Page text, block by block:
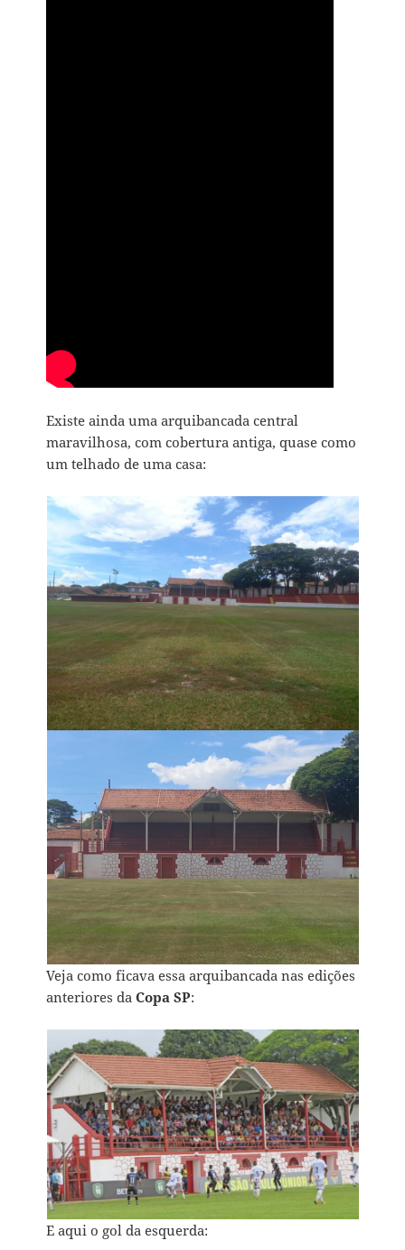
Existe ainda uma arquibancada central
maravilhosa, com cobertura antiga, quase como
um telhado de uma casa:
Veja como ficava essa arquibancada nas edições
anteriores daCopa SP:
E aqui o gol da esquerda: